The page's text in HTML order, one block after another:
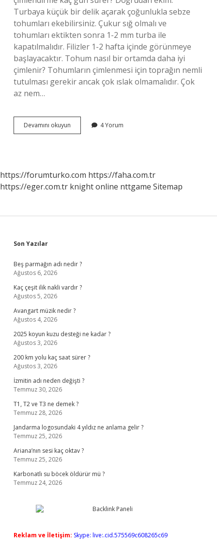
Turbaya küçük bir delik açarak çoğunlukla sebze
tohumları ekebilirsiniz. Çukur sığ olmalı ve
tohumları ektikten sonra 1-2 mm turba ile
kapatılmalıdır. Filizler 1-2 hafta içinde görünmeye
başlayacaktır. Tohum nasıl bir ortamda daha iyi
çimlenir? Tohumların çimlenmesi için toprağın nemli
tutulması gerekir ancak çok ıslak olmamalıdır. Çok
az nem…
Devamını okuyun
En
4 Yorum
https://forumturko.com https://faha.com.tr
https://eger.com.tr knight online nttgame Sitemap
Sidebar
Son Yazılar
Beş parmağın adı nedir ?
Ağustos 6, 2026
Kaç çeşit ilik nakli vardır ?
Ağustos 5, 2026
Avangart müzik nedir ?
Ağustos 4, 2026
2025 koyun kuzu desteği ne kadar ?
Ağustos 3, 2026
200 km yolu kaç saat sürer ?
Ağustos 3, 2026
İzmitin adı neden değişti ?
Temmuz 30, 2026
T1, T2 ve T3 ne demek ?
Temmuz 28, 2026
Jandarma logosundaki 4 yıldız ne anlama gelir ?
Temmuz 25, 2026
Ariana’nın sesi kaç oktav ?
Temmuz 25, 2026
Karbonatlı su böcek öldürür mü ?
Temmuz 24, 2026
Reklam ve İletişim: Skype: live:.cid.575569c608265c69